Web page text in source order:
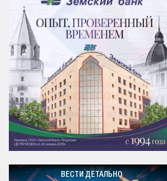
ВЕСТИ ДЕТАЛЬНО